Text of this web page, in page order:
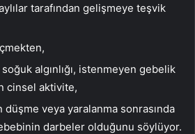
tarafından gelişmeye teşvik
soğuk algınlığı, istenmeyen gebelik
cinsel aktivite,
düşme veya yaralanma sonrasında
darbeler olduğunu söylüyor.